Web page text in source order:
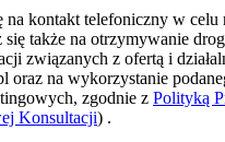
na kontakt telefoniczny w celu
się także na otrzymywanie
związanych z ofertą i
oraz na wykorzystanie
zgodnie z Polityką
Konsultacji) .